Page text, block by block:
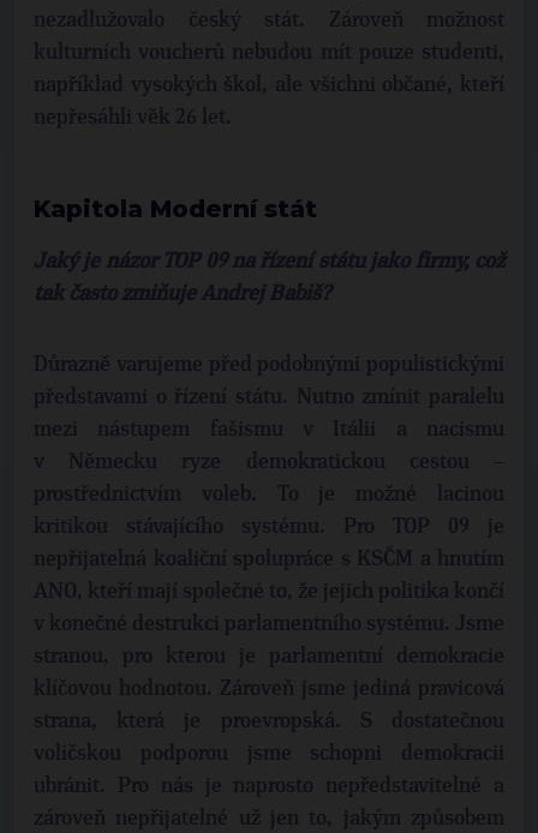
nezadlužovalo český stát. Zároveň možnost
kulturních voucherů nebudou mít pouze studenti,
například vysokých škol, ale všichni občané, kteří
nepřesáhli věk 26 let.
Kapitola Moderní stát
Jaký je názor TOP 09 na řízení státu jako firmy, což
tak často zmiňuje Andrej Babiš?
Důrazně varujeme před podobnými populistickými
představami o řízení státu. Nutno zmínit paralelu
mezi nástupem fašismu v Itálii a nacismu
v Německu ryze demokratickou cestou –
prostřednictvím voleb. To je možné lacinou
kritikou stávajícího systému. Pro TOP 09 je
nepřijatelná koaliční spolupráce s KSČM a hnutím
ANO, kteří mají společné to, že jejich politika končí
v konečné destrukci parlamentního systému. Jsme
stranou, pro kterou je parlamentní demokracie
klíčovou hodnotou. Zároveň jsme jediná pravicová
strana, která je proevropská. S dostatečnou
voličskou podporou jsme schopni demokracii
ubránit. Pro nás je naprosto nepředstavitelné a
zároveň nepřijatelné už jen to, jakým způsobem